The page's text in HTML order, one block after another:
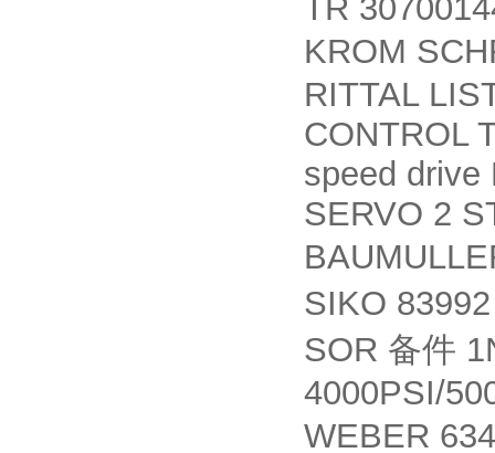
TR
KROM
RITTAL
CONTROL
speed drive
SERVO 2
SIKO
SOR 备件
4000PSI/
WEBER